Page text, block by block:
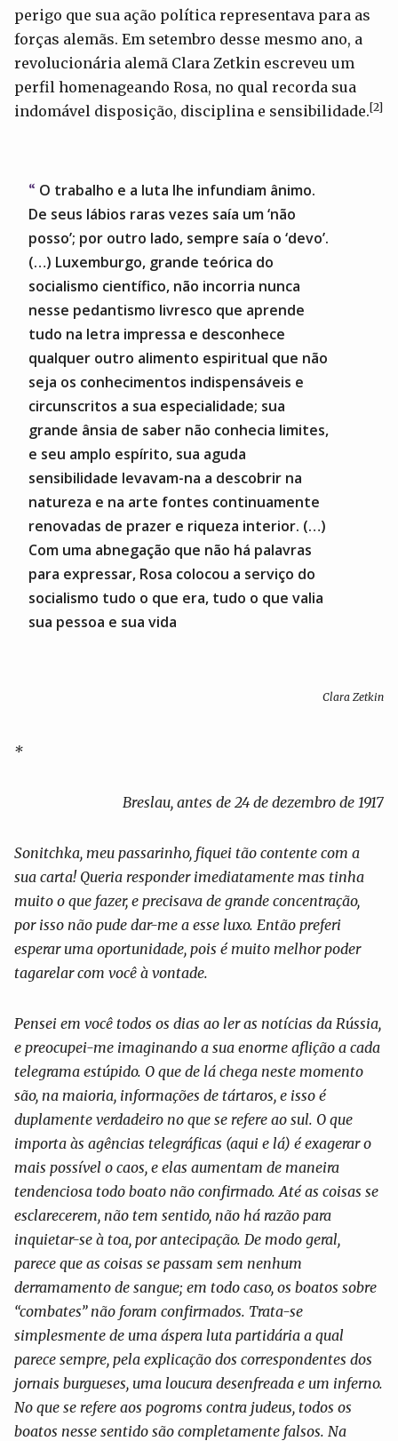
perigo que sua ação política representava para as
forças alemãs. Em setembro desse mesmo ano, a
revolucionária alemã Clara Zetkin escreveu um
perfil homenageando Rosa, no qual recorda sua
indomável disposição, disciplina e sensibilidade.[2]
O trabalho e a luta lhe infundiam ânimo.
De seus lábios raras vezes saía um ‘não
posso’; por outro lado, sempre saía o ‘devo’.
(…) Luxemburgo, grande teórica do
socialismo científico, não incorria nunca
nesse pedantismo livresco que aprende
tudo na letra impressa e desconhece
qualquer outro alimento espiritual que não
seja os conhecimentos indispensáveis e
circunscritos a sua especialidade; sua
grande ânsia de saber não conhecia limites,
e seu amplo espírito, sua aguda
sensibilidade levavam-na a descobrir na
natureza e na arte fontes continuamente
renovadas de prazer e riqueza interior. (…)
Com uma abnegação que não há palavras
para expressar, Rosa colocou a serviço do
socialismo tudo o que era, tudo o que valia
sua pessoa e sua vida
Clara Zetkin
*
Breslau, antes de 24 de dezembro de 1917
Sonitchka, meu passarinho, fiquei tão contente com a
sua carta! Queria responder imediatamente mas tinha
muito o que fazer, e precisava de grande concentração,
por isso não pude dar-me a esse luxo. Então preferi
esperar uma oportunidade, pois é muito melhor poder
tagarelar com você à vontade.
Pensei em você todos os dias ao ler as notícias da Rússia,
e preocupei-me imaginando a sua enorme aflição a cada
telegrama estúpido. O que de lá chega neste momento
são, na maioria, informações de tártaros, e isso é
duplamente verdadeiro no que se refere ao sul. O que
importa às agências telegráficas (aqui e lá) é exagerar o
mais possível o caos, e elas aumentam de maneira
tendenciosa todo boato não confirmado. Até as coisas se
esclarecerem, não tem sentido, não há razão para
inquietar-se à toa, por antecipação. De modo geral,
parece que as coisas se passam sem nenhum
derramamento de sangue; em todo caso, os boatos sobre
“combates” não foram confirmados. Trata-se
simplesmente de uma áspera luta partidária a qual
parece sempre, pela explicação dos correspondentes dos
jornais burgueses, uma loucura desenfreada e um inferno.
No que se refere aos pogroms contra judeus, todos os
boatos nesse sentido são completamente falsos. Na